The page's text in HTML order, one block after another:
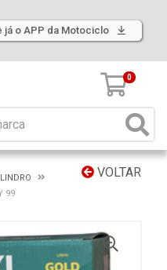
já o APP da Motociclo
0
VOLTAR
99